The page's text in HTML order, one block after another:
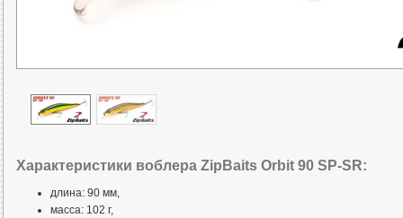
Характеристики воблера ZipBaits Orbit 90 SP-SR:
длина: 90 мм,
масса: 102 г,